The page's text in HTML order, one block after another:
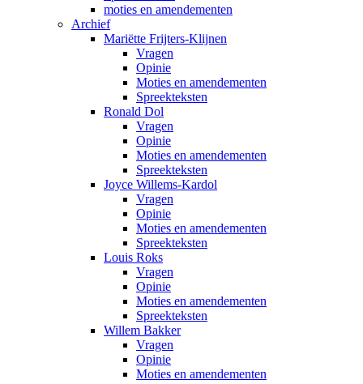
moties en amendementen
Archief
Mariëtte Frijters-Klijnen
Vragen
Opinie
Moties en amendementen
Spreekteksten
Ronald Dol
Vragen
Opinie
Moties en amendementen
Spreekteksten
Joyce Willems-Kardol
Vragen
Opinie
Moties en amendementen
Spreekteksten
Louis Roks
Vragen
Opinie
Moties en amendementen
Spreekteksten
Willem Bakker
Vragen
Opinie
Moties en amendementen